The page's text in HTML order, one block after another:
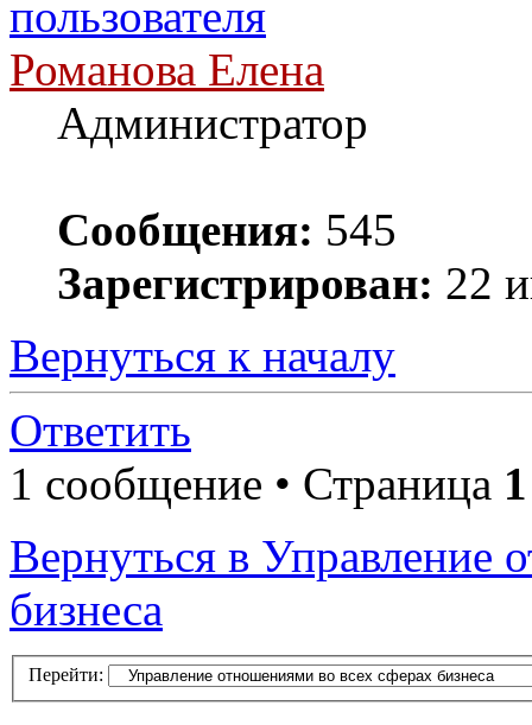
Романова Елена
Администратор
Сообщения: 545
Зарегистрирован: 22
Вернуться к началу
Ответить
1 сообщение • Страница 1
Вернуться в Управление
бизнеса
Перейти: